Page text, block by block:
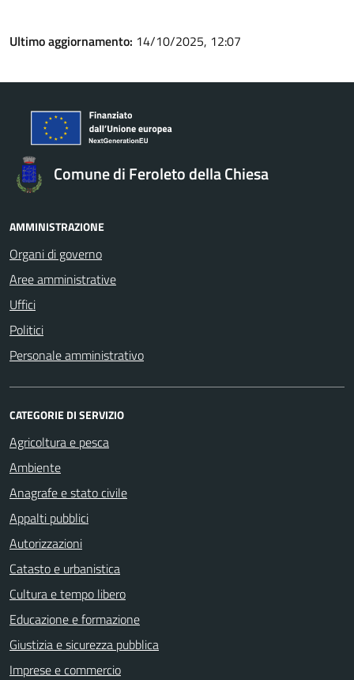
Ultimo aggiornamento: 14/10/2025, 12:07
Comune di Feroleto della Chiesa
AMMINISTRAZIONE
Organi di governo
Aree amministrative
Uffici
Politici
Personale amministrativo
CATEGORIE DI SERVIZIO
Agricoltura e pesca
Ambiente
Anagrafe e stato civile
Appalti pubblici
Autorizzazioni
Catasto e urbanistica
Cultura e tempo libero
Educazione e formazione
Giustizia e sicurezza pubblica
Imprese e commercio